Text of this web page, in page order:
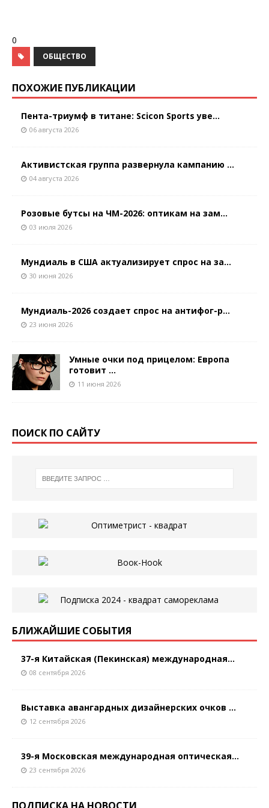
0
ОБЩЕСТВО
ПОХОЖИЕ ПУБЛИКАЦИИ
Пента-триумф в титане: Scicon Sports уве...
06 августа 2026
Активистская группа развернула кампанию ...
04 августа 2026
Розовые бутсы на ЧМ-2026: оптикам на зам...
03 июля 2026
Мундиаль в США актуализирует спрос на за...
30 июня 2026
Мундиаль-2026 создает спрос на антифог-р...
23 июня 2026
Умные очки под прицелом: Европа
готовит ...
11 июня 2026
ПОИСК ПО САЙТУ
БЛИЖАЙШИЕ СОБЫТИЯ
37-я Китайская (Пекинская) международная...
08 сентября 2026
Выставка авангардных дизайнерских очков ...
12 сентября 2026
39-я Московская международная оптическая...
23 сентября 2026